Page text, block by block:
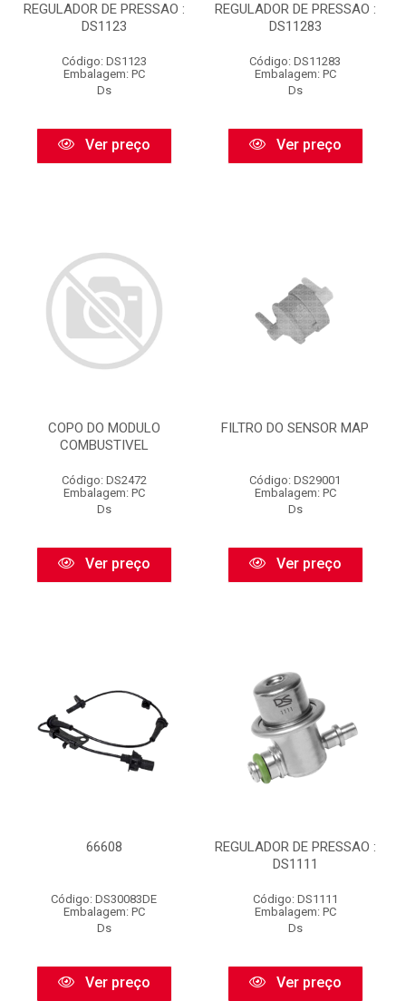
REGULADOR DE PRESSAO :
DS1123
Código: DS1123
Embalagem: PC
Ds
Ver preço
REGULADOR DE PRESSAO :
DS11283
Código: DS11283
Embalagem: PC
Ds
Ver preço
COPO DO MODULO
COMBUSTIVEL
Código: DS2472
Embalagem: PC
Ds
Ver preço
FILTRO DO SENSOR MAP
Código: DS29001
Embalagem: PC
Ds
Ver preço
66608
Código: DS30083DE
Embalagem: PC
Ds
Ver preço
REGULADOR DE PRESSAO :
DS1111
Código: DS1111
Embalagem: PC
Ds
Ver preço